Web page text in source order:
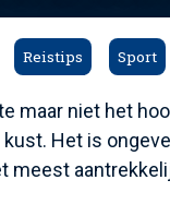
Reistips Sport
maar niet het
kust. Het is
meest